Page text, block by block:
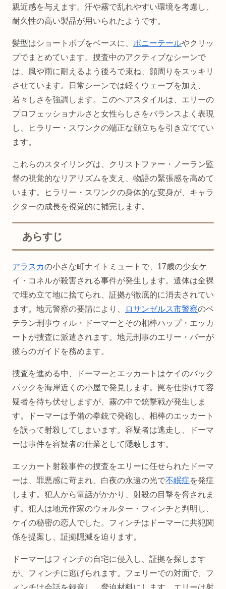
親近感を与えます。汗や霧で乱れやすい環境を考慮し、
耐久性の高い製品が用いられたようです。
髪型はショートボブをベースに、 ポニーテールやクリッ
プでまとめています。捜査中のアクティブなシーンで
は、風や雨に耐えるよう後ろで束ね、顔周りをスッキリ
させています。日常シーンでは軽くウェーブを加え、
若々しさを強調します。このヘアスタイルは、エリーの
プロフェッショナルさと女性らしさをバランスよく表現
し、ヒラリー・スワンクの端正な顔立ちを引き立ててい
ます。
これらのスタイリングは、クリストファー・ノーラン監
督の視覚的なリアリズムを支え、物語の緊張感を高めて
います。ヒラリー・スワンクの身体的な変身が、キャラ
クターの成長を視覚的に補完します。
あらすじ
アラスカの小さな町ナイトミュートで、17歳の少女ケ
イ・コネルが殺害される事件が発生します。遺体は全裸
で埋め立て地に捨てられ、証拠が徹底的に消去されてい
ます。地元警察の要請により、
ロサンゼルス市警察のベ
テラン刑事ウィル・ドーマーとその相棒ハップ・エッカ
ートが捜査に派遣されます。地元刑事のエリー・バーが
彼らのガイドを務めます。
捜査を進める中、ドーマーとエッカートはケイのバック
パックを海岸近くの小屋で発見します。罠を仕掛けて容
疑者を待ち伏せしますが、霧の中で銃撃戦が発生しま
す。ドーマーは予備の拳銃で発砲し、相棒のエッカート
を誤って射殺してしまいます。容疑者は逃走し、ドーマ
ーは事件を容疑者の仕業として隠蔽します。
エッカート射殺事件の捜査をエリーに任せられたドーマ
ーは、罪悪感に苛まれ、白夜の永遠の光で不眠症を発症
します。犯人から電話がかかり、射殺の目撃を脅されま
す。犯人は地元作家のウォルター・フィンチと判明し、
ケイの秘密の恋人でした。フィンチはドーマーに共犯関
係を提案し、証拠隠滅を迫ります。
ドーマーはフィンチの自宅に侵入し、証拠を探します
が、フィンチに逃げられます。フェリーでの対面で、フ